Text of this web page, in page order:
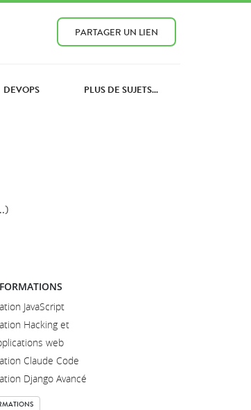
PARTAGER UN LIEN
DEVOPS PLUS DE SUJETS...
JavaScript
Hacking et
web
Claude Code
Django Avancé